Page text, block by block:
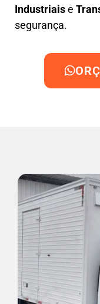
Industriaise
segurança.